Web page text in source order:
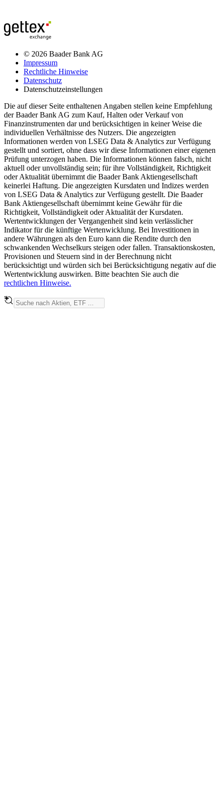
© 2026 Baader Bank AG
Impressum
Rechtliche Hinweise
Datenschutz
Datenschutzeinstellungen
Die auf dieser Seite enthaltenen Angaben stellen keine Empfehlung
der Baader Bank AG zum Kauf, Halten oder Verkauf von
Finanzinstrumenten dar und berücksichtigen in keiner Weise die
individuellen Verhältnisse des Nutzers. Die angezeigten
Informationen werden von LSEG Data & Analytics zur Verfügung
gestellt und sortiert, ohne dass wir diese Informationen einer eigenen
Prüfung unterzogen haben. Die Informationen können falsch, nicht
aktuell oder unvollständig sein; für ihre Vollständigkeit, Richtigkeit
oder Aktualität übernimmt die Baader Bank Aktiengesellschaft
keinerlei Haftung. Die angezeigten Kursdaten und Indizes werden
von LSEG Data & Analytics zur Verfügung gestellt. Die Baader
Bank Aktiengesellschaft übernimmt keine Gewähr für die
Richtigkeit, Vollständigkeit oder Aktualität der Kursdaten.
Wertentwicklungen der Vergangenheit sind kein verlässlicher
Indikator für die künftige Wertenwicklung. Bei Investitionen in
andere Währungen als den Euro kann die Rendite durch den
schwankenden Wechselkurs steigen oder fallen. Transaktionskosten,
Provisionen und Steuern sind in der Berechnung nicht
berücksichtigt und würden sich bei Berücksichtigung negativ auf die
Wertentwicklung auswirken. Bitte beachten Sie auch die
rechtlichen Hinweise.